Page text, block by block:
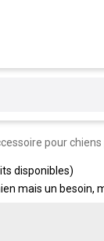
pour chiens
disponibles)
mais un